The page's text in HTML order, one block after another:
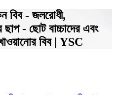
বিব - জলরোধী,
ছাপ - ছোট বাচ্চাদের এবং
বিব | YSC